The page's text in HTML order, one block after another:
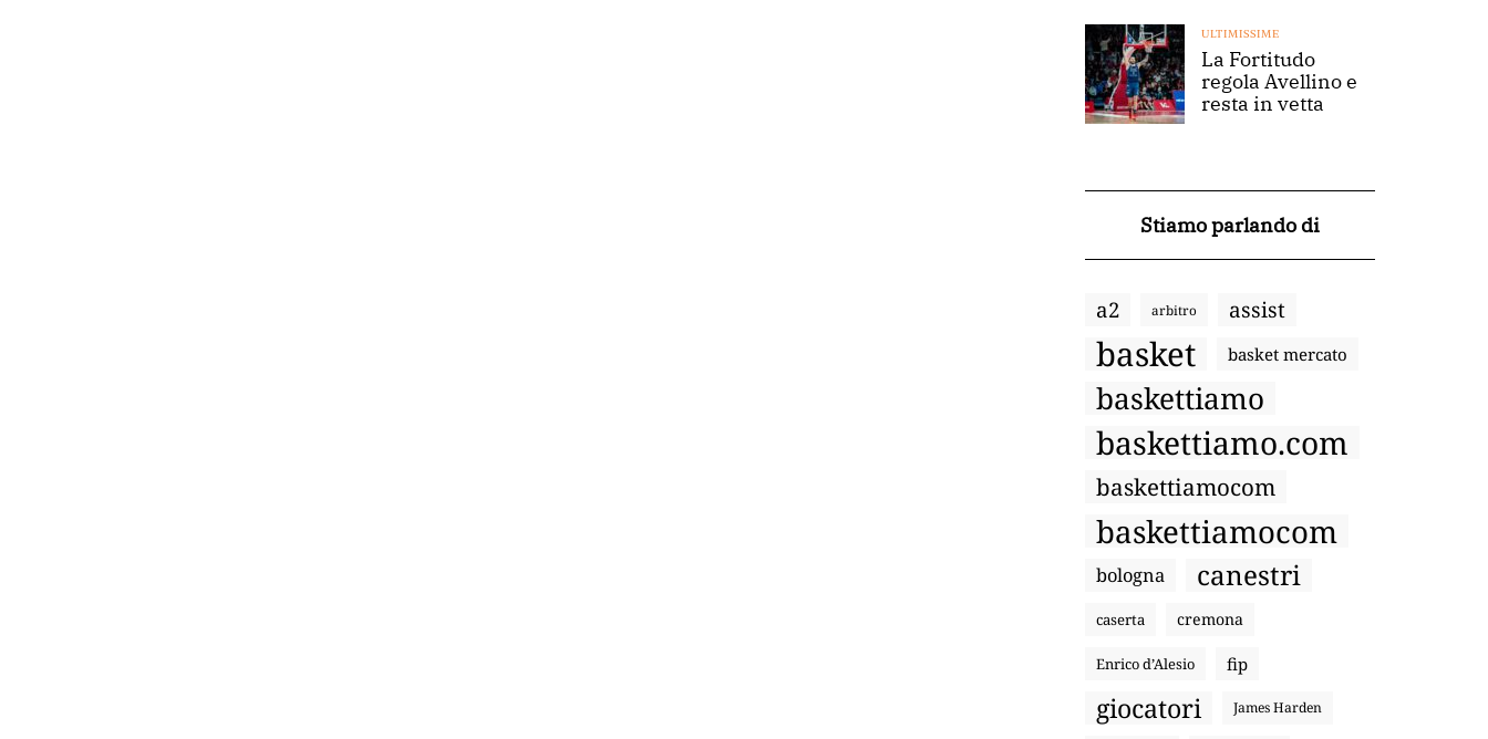
ULTIMISSIME
La Fortitudo
regola Avellino e
resta in vetta
Stiamo parlando di
a2 arbitro assist
basket basket mercato
baskettiamo
baskettiamo.com
baskettiamocom
baskettiamocom
bologna canestri
caserta cremona
Enrico d’Alesio fip
giocatori James Harden